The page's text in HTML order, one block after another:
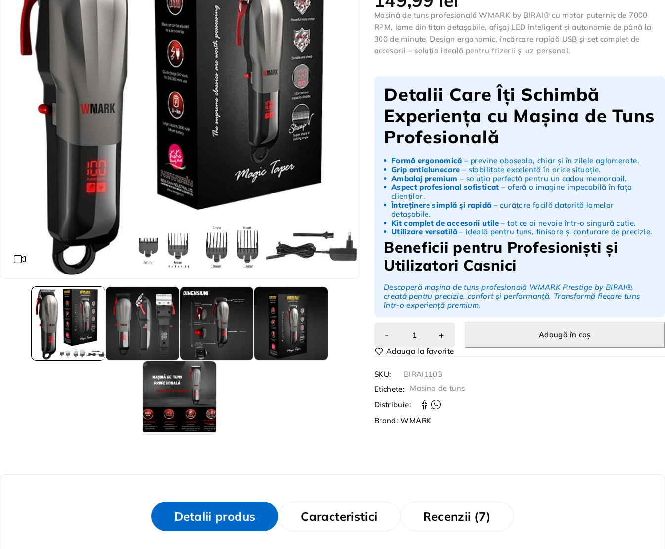
Mașină de tuns profesională WMARK by BIRAI® cu motor puternic de 7000
RPM, lame din titan detașabile, afișaj LED inteligent și autonomie de până la
300 de minute. Design ergonomic, încărcare rapidă USB și set complet de
accesorii – soluția ideală pentru frizerii și uz personal.
Detalii Care Îți Schimbă
Experiența cu Mașina de Tuns
Profesională
Formă ergonomică – previne oboseala, chiar și în zilele aglomerate.
Grip antialunecare – stabilitate excelentă în orice situație.
Ambalaj premium – soluția perfectă pentru un cadou memorabil.
Aspect profesional sofisticat – oferă o imagine impecabilă în fața
clienților.
Întreținere simplă și rapidă – curățare facilă datorită lamelor
detașabile.
Kit complet de accesorii utile – tot ce ai nevoie într-o singură cutie.
Utilizare versatilă– ideală pentru tuns, finisare și conturare de precizie.
Beneficii pentru Profesioniști și
Utilizatori Casnici
Descoperă mașina de tuns profesională WMARK Prestige by BIRAI®,
creată pentru precizie, confort și performanță. Transformă fiecare tuns
într-o experiență premium.
Adaugă în coș
SKU:
BIRAI1103
Etichete:
Masina de tuns
Distribuie:
Brand:WMARK
Detalii produs Caracteristici Recenzii (7)